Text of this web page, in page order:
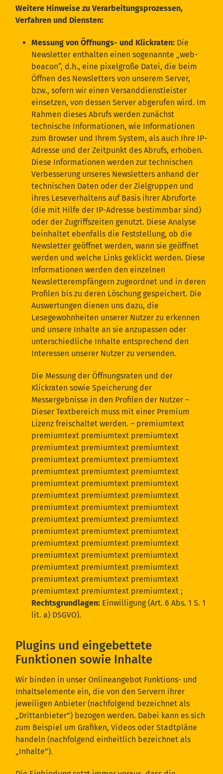
Weitere Hinweise zu Verarbeitungsprozessen,
Verfahren und Diensten:
Messung von Öffnungs- und Klickraten: Die
Newsletter enthalten einen sogenannte „web-
beacon“, d.h., eine pixelgroße Datei, die beim
Öffnen des Newsletters von unserem Server,
bzw., sofern wir einen Versanddienstleister
einsetzen, von dessen Server abgerufen wird. Im
Rahmen dieses Abrufs werden zunächst
technische Informationen, wie Informationen
zum Browser und Ihrem System, als auch Ihre IP-
Adresse und der Zeitpunkt des Abrufs, erhoben.
Diese Informationen werden zur technischen
Verbesserung unseres Newsletters anhand der
technischen Daten oder der Zielgruppen und
ihres Leseverhaltens auf Basis ihrer Abruforte
(die mit Hilfe der IP-Adresse bestimmbar sind)
oder der Zugriffszeiten genutzt. Diese Analyse
beinhaltet ebenfalls die Feststellung, ob die
Newsletter geöffnet werden, wann sie geöffnet
werden und welche Links geklickt werden. Diese
Informationen werden den einzelnen
Newsletterempfängern zugeordnet und in deren
Profilen bis zu deren Löschung gespeichert. Die
Auswertungen dienen uns dazu, die
Lesegewohnheiten unserer Nutzer zu erkennen
und unsere Inhalte an sie anzupassen oder
unterschiedliche Inhalte entsprechend den
Interessen unserer Nutzer zu versenden.
Die Messung der Öffnungsraten und der
Klickraten sowie Speicherung der
Messergebnisse in den Profilen der Nutzer –
Dieser Textbereich muss mit einer Premium
Lizenz freischaltet werden. – premiumtext
premiumtext premiumtext premiumtext
premiumtext premiumtext premiumtext
premiumtext premiumtext premiumtext
premiumtext premiumtext premiumtext
premiumtext premiumtext premiumtext
premiumtext premiumtext premiumtext
premiumtext premiumtext premiumtext
premiumtext premiumtext premiumtext
premiumtext premiumtext premiumtext
premiumtext premiumtext premiumtext
premiumtext premiumtext premiumtext
premiumtext premiumtext premiumtext
premiumtext premiumtext premiumtext
premiumtext premiumtext premiumtext;
Rechtsgrundlagen: Einwilligung (Art. 6 Abs. 1 S. 1
lit. a) DSGVO).
Plugins und eingebettete
Funktionen sowie Inhalte
Wir binden in unser Onlineangebot Funktions- und
Inhaltselemente ein, die von den Servern ihrer
jeweiligen Anbieter (nachfolgend bezeichnet als
„Drittanbieter”) bezogen werden. Dabei kann es sich
zum Beispiel um Grafiken, Videos oder Stadtpläne
handeln (nachfolgend einheitlich bezeichnet als
„Inhalte”).